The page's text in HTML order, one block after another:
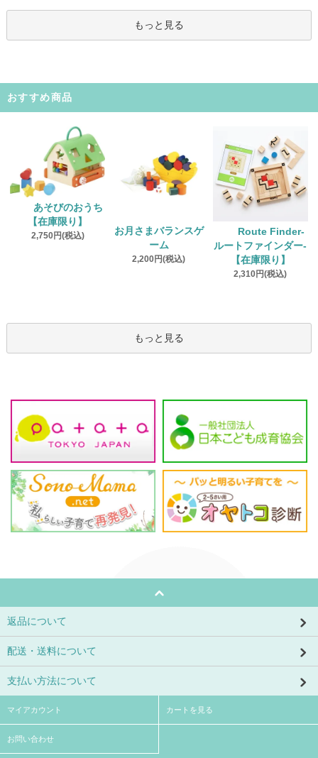
もっと見る
おすすめ商品
あそびのおうち
【在庫限り】
2,750円(税込)
お月さまバランスゲ
ーム
2,200円(税込)
Route Finder‐
ルートファインダー‐
【在庫限り】
2,310円(税込)
もっと見る
返品について
配送・送料について
支払い方法について
マイアカウント カートを見る
お問い合わせ